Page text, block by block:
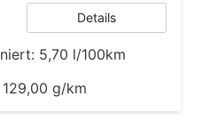
Details
5,70 l/100km
129,00 g/km